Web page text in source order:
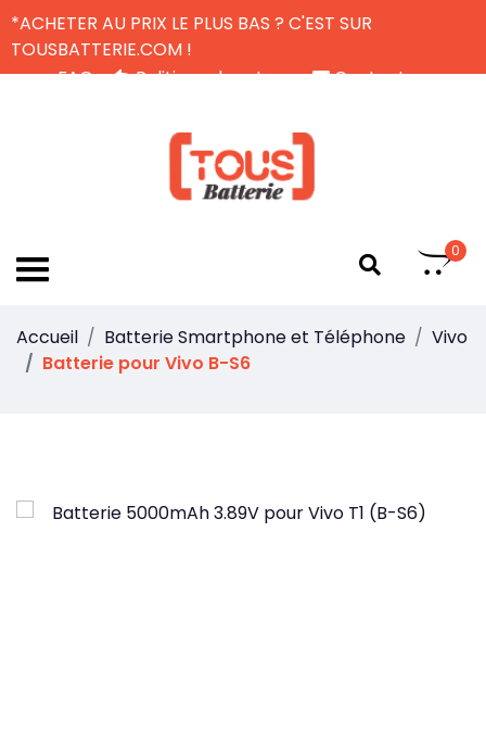
*ACHETER AU PRIX LE PLUS BAS ? C'EST SUR
TOUSBATTERIE.COM !
FAQ
Politique de retour
Contactez-nous
0
Accueil Batterie Smartphone et Téléphone
Vivo
Batterie pour Vivo B-S6